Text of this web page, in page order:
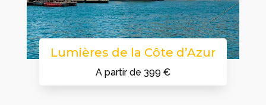
Lumières de la Côte d’Azur
A partir de 399 €